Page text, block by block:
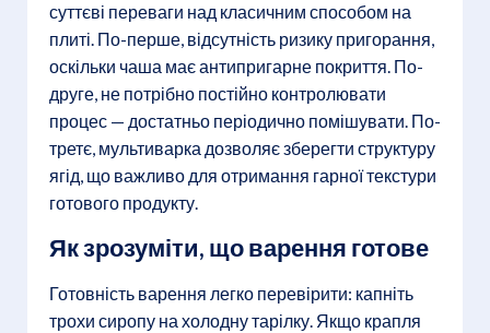
суттєві переваги над класичним способом на
плиті. По-перше, відсутність ризику пригорання,
оскільки чаша має антипригарне покриття. По-
друге, не потрібно постійно контролювати
процес — достатньо періодично помішувати. По-
третє, мультиварка дозволяє зберегти структуру
ягід, що важливо для отримання гарної текстури
готового продукту.
Як зрозуміти, що варення готове
Готовність варення легко перевірити: капніть
трохи сиропу на холодну тарілку. Якщо крапля